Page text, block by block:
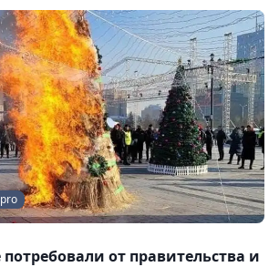
от правительства и